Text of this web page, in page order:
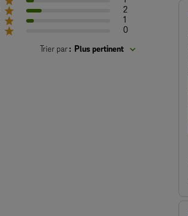
2
1
0
Trier par: Plus pertinent